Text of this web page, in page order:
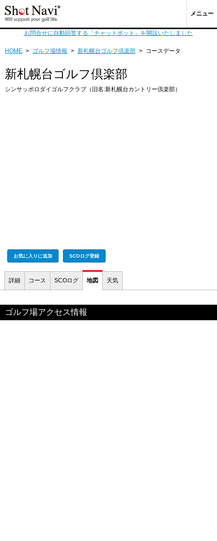
メニュー
お問合せに自動回答する「チャットボット」を開設いたしました
HOME > ゴルフ場情報 > 新札幌台ゴルフ倶楽部 > コースデータ
新札幌台ゴルフ倶楽部
シンサッポロダイゴルフクラブ（旧名:新札幌台カントリー倶楽部）
お気に入りに追加 SCOログ登録
詳細 コース SCOログ 地図 天気
ゴルフ場アクセス情報